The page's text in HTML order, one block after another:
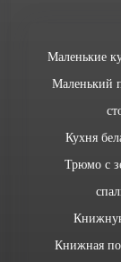
Маленькие
Маленький
Кухня
Трюмо с
Книжная